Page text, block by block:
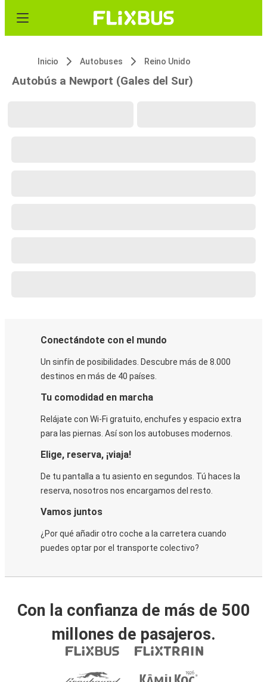
Inicio Autobuses Reino Unido
Autobús a Newport (Gales del Sur)
Conectándote con el mundo
Un sinfín de posibilidades. Descubre más de 8.000
destinos en más de 40 países.
Tu comodidad en marcha
Relájate con Wi-Fi gratuito, enchufes y espacio extra
para las piernas. Así son los autobuses modernos.
Elige, reserva, ¡viaja!
De tu pantalla a tu asiento en segundos. Tú haces la
reserva, nosotros nos encargamos del resto.
Vamos juntos
¿Por qué añadir otro coche a la carretera cuando
puedes optar por el transporte colectivo?
Con la confianza de más de 500
millones de pasajeros.